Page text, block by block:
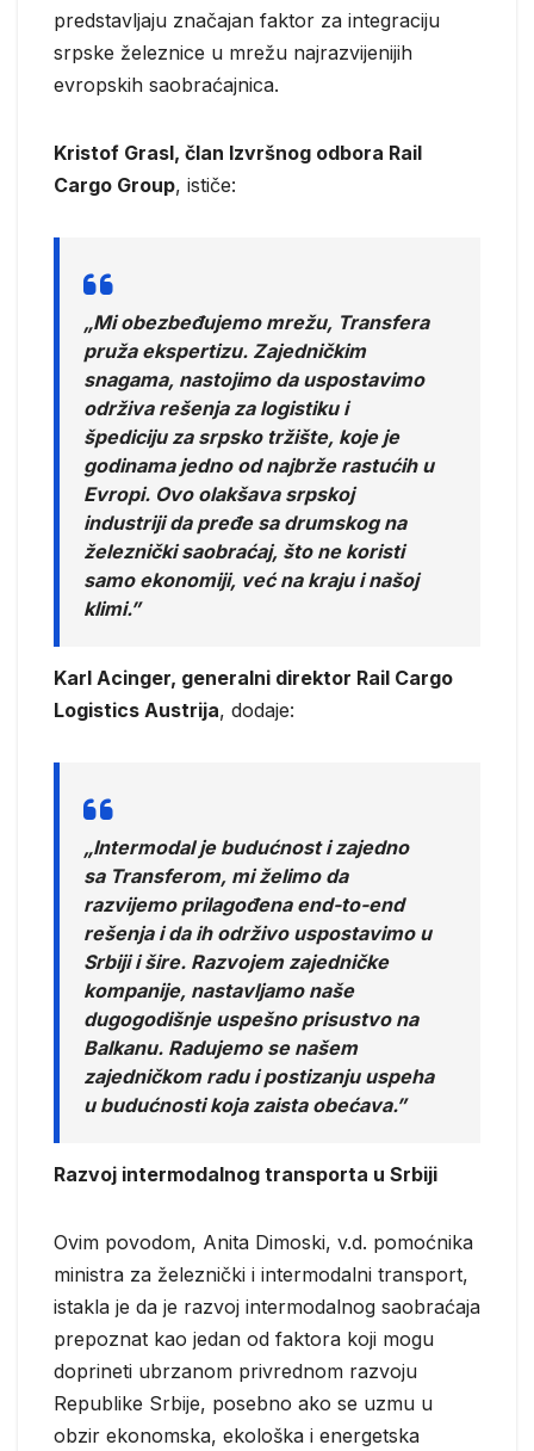
predstavljaju značajan faktor za integraciju
srpske železnice u mrežu najrazvijenijih
evropskih saobraćajnica.
Kristof Grasl, član Izvršnog odbora Rail
Cargo Group, ističe:
„Mi obezbeđujemo mrežu, Transfera
pruža ekspertizu. Zajedničkim
snagama, nastojimo da uspostavimo
održiva rešenja za logistiku i
špediciju za srpsko tržište, koje je
godinama jedno od najbrže rastućih u
Evropi. Ovo olakšava srpskoj
industriji da pređe sa drumskog na
železnički saobraćaj, što ne koristi
samo ekonomiji, već na kraju i našoj
klimi.”
Karl Acinger, generalni direktor Rail Cargo
Logistics Austrija, dodaje:
„Intermodal je budućnost i zajedno
sa Transferom, mi želimo da
razvijemo prilagođena end-to-end
rešenja i da ih održivo uspostavimo u
Srbiji i šire. Razvojem zajedničke
kompanije, nastavljamo naše
dugogodišnje uspešno prisustvo na
Balkanu. Radujemo se našem
zajedničkom radu i postizanju uspeha
u budućnosti koja zaista obećava.”
Razvoj intermodalnog transporta u Srbiji
Ovim povodom, Anita Dimoski, v.d. pomoćnika
ministra za železnički i intermodalni transport,
istakla je da je razvoj intermodalnog saobraćaja
prepoznat kao jedan od faktora koji mogu
doprineti ubrzanom privrednom razvoju
Republike Srbije, posebno ako se uzmu u
obzir ekonomska, ekološka i energetska